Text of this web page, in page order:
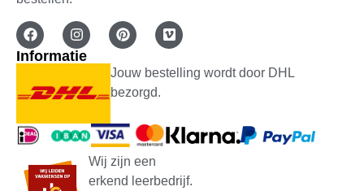
Informatie
Jouw bestelling wordt door DHL
bezorgd.
Wij zijn een
erkend leerbedrijf.